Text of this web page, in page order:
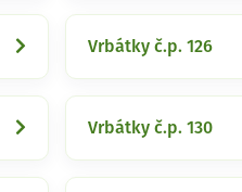
Vrbátky č.p. 126
Vrbátky č.p. 130